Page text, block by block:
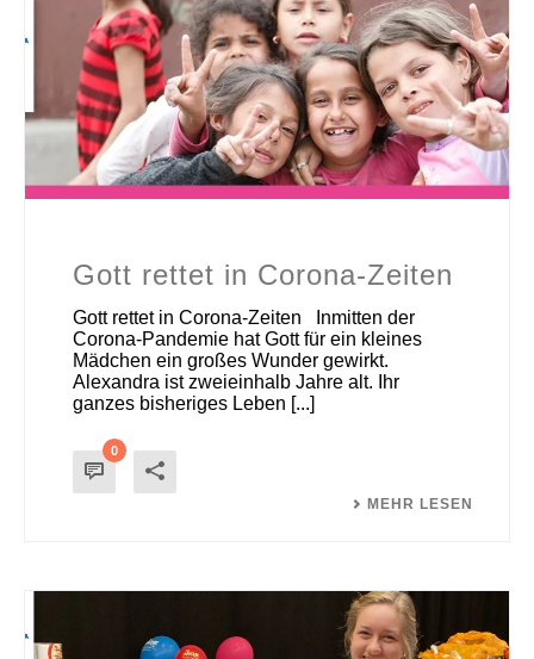
Gott rettet in Corona-Zeiten
Gott rettet in Corona-Zeiten Inmitten der
Corona-Pandemie hat Gott für ein kleines
Mädchen ein großes Wunder gewirkt.
Alexandra ist zweieinhalb Jahre alt. Ihr
ganzes bisheriges Leben [...]
0
MEHR LESEN